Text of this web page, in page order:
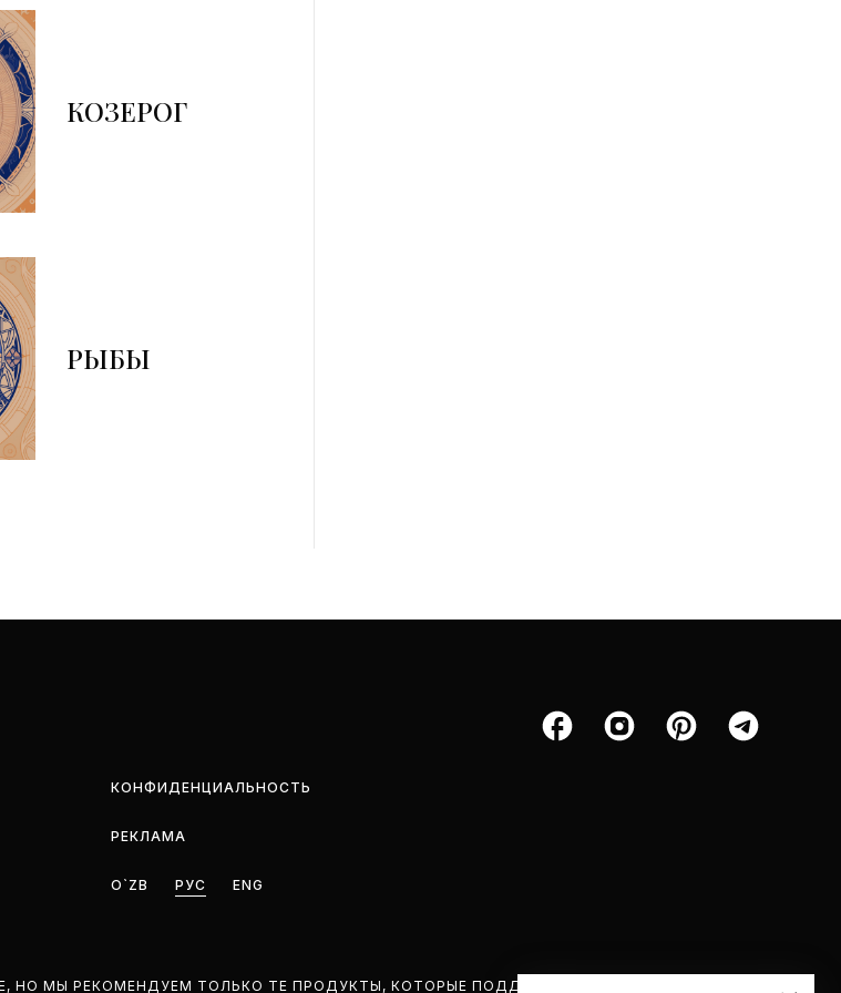
КОЗЕРОГ
РЫБЫ
КОНФИДЕНЦИАЛЬНОСТЬ
РЕКЛАМА
O`ZB РУС ENG
МЫ РЕКОМЕНДУЕМ ТОЛЬКО ТЕ ПРОДУКТЫ, КОТОРЫЕ ПОДДЕРЖИВАЕМ.